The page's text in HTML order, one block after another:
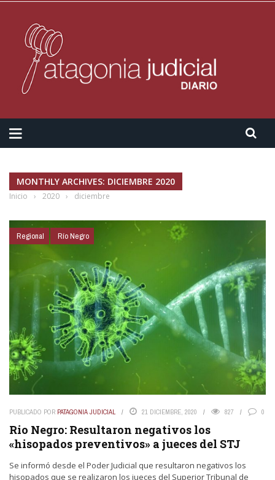
MONTHLY ARCHIVES: DICIEMBRE 2020
Inicio › 2020 › diciembre
Regional Río Negro
PUBLICADO POR PATAGONIA JUDICIAL 21 DICIEMBRE, 2020 827 0
Rio Negro: Resultaron negativos los
«hisopados preventivos» a jueces del STJ
Se informó desde el Poder Judicial que resultaron negativos los
hisopados que se realizaron los jueces del Superior Tribunal de